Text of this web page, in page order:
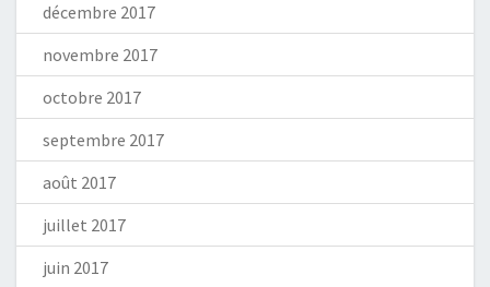
décembre 2017
novembre 2017
octobre 2017
septembre 2017
août 2017
juillet 2017
juin 2017